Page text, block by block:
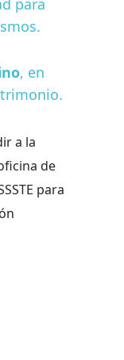
para
, en
a la
de
para